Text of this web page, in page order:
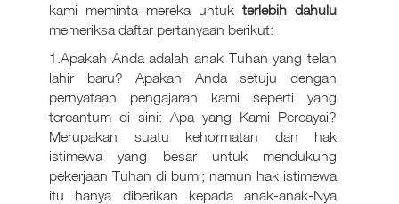
kami meminta mereka untuk terlebih dahulu
memeriksa daftar pertanyaan berikut:
1.Apakah Anda adalah anak Tuhan yang telah
lahir baru? Apakah Anda setuju dengan
pernyataan pengajaran kami seperti yang
tercantum di sini: Apa yang Kami Percayai?
Merupakan suatu kehormatan dan hak
istimewa yang besar untuk mendukung
pekerjaan Tuhan di bumi; namun hak istimewa
itu hanya diberikan kepada anak-anak-Nya